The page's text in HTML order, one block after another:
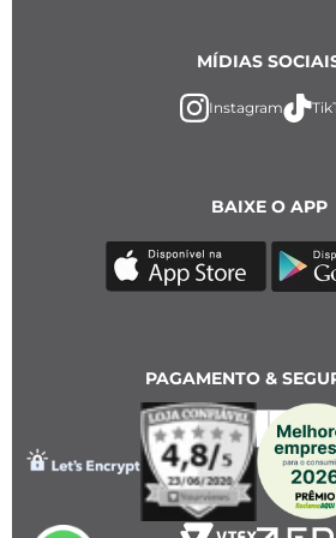
BAIXE O APP
MÍDIAS
Instagram
PAGAMENTO &